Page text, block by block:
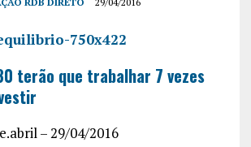
terão que trabalhar 7 vezes
– 29/04/2016